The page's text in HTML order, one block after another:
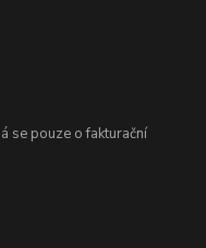
se pouze o fakturační